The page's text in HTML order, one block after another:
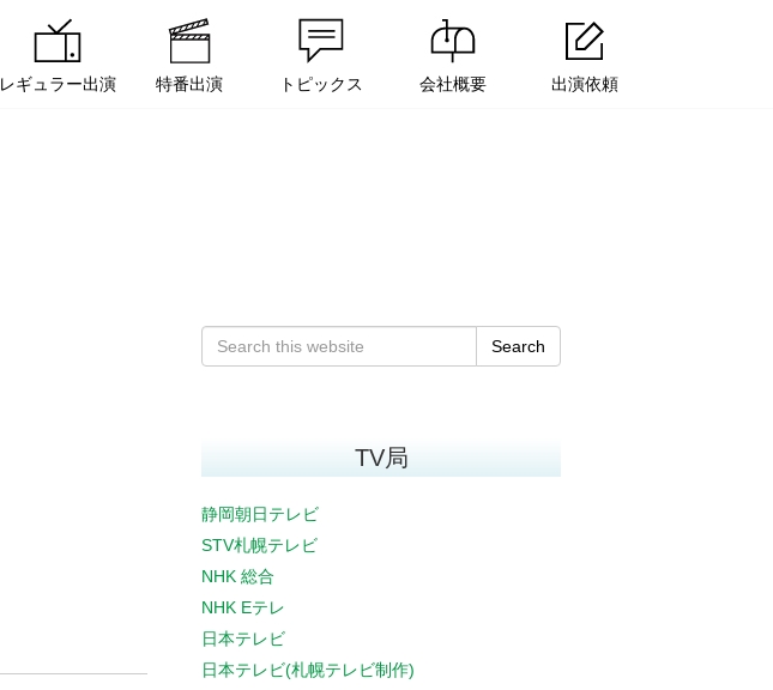
レギュラー出演 特番出演 トピックス 会社概要 出演依頼
Search
TV局
静岡朝日テレビ
STV札幌テレビ
NHK 総合
NHK Eテレ
日本テレビ
日本テレビ(札幌テレビ制作)